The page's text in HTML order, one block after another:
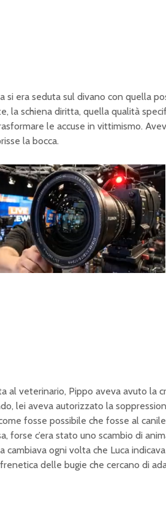
si era seduta sul divano con quella
la schiena diritta, quella qualità
le accuse in vittimismo.
la bocca.
n
m
o
al veterinario, Pippo aveva avuto la
lei aveva autorizzato la
fosse possibile che fosse al
forse c’era stato uno scambio di
cambiava ogni volta che Luca
delle bugie che cercano di